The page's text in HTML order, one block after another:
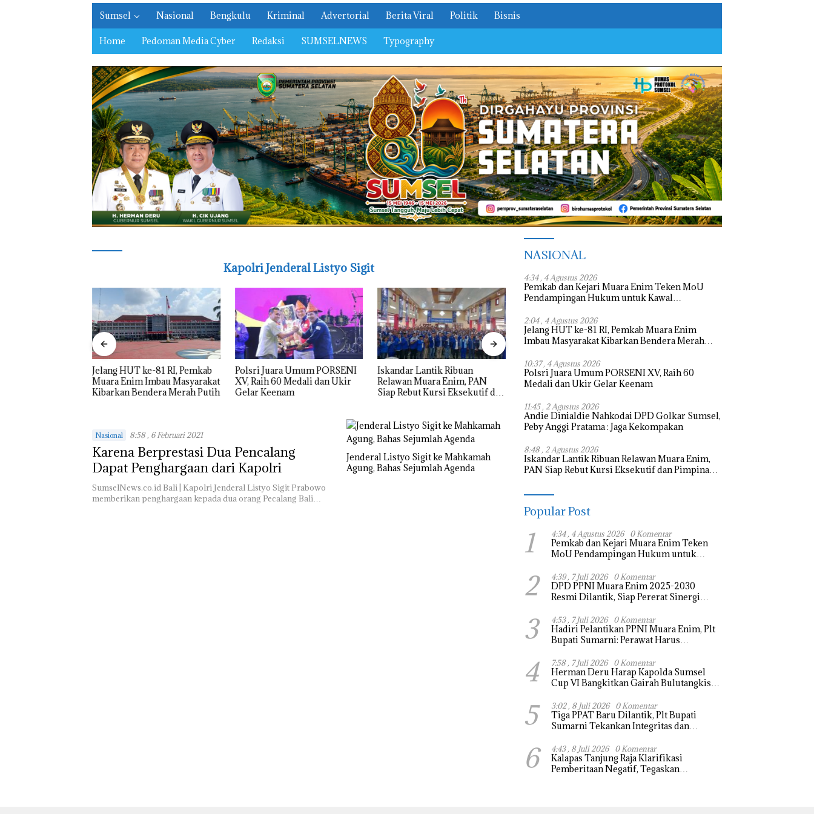
Sumsel Nasional Bengkulu Kriminal Advertorial Berita Viral Politik Bisnis
Home Pedoman Media Cyber Redaksi SUMSELNEWS Typography
Kapolri Jenderal Listyo Sigit
Jelang HUT ke-81 RI, Pemkab
Muara Enim Imbau Masyarakat
Kibarkan Bendera Merah Putih
Polsri Juara Umum PORSENI
XV, Raih 60 Medali dan Ukir
Gelar Keenam
Iskandar Lantik Ribuan
Relawan Muara Enim, PAN
Siap Rebut Kursi Eksekutif dan
Harumkan Muara Enim,
Zallika Azzahra Raih Harapan I
Korsleting Listrik, Kantin MIN
Nasional 8:58 , 6 Februari 2021
Karena Berprestasi Dua Pencalang
Dapat Penghargaan dari Kapolri
SumselNews.co.id Bali | Kapolri Jenderal Listyo Sigit Prabowo
memberikan penghargaan kepada dua orang Pecalang Bali…
Jenderal Listyo Sigit ke Mahkamah
Agung, Bahas Sejumlah Agenda
NASIONAL
4:34 , 4 Agustus 2026
Pemkab dan Kejari Muara Enim Teken MoU
Pendampingan Hukum untuk Kawal
2:04 , 4 Agustus 2026
Jelang HUT ke-81 RI, Pemkab Muara Enim
Imbau Masyarakat Kibarkan Bendera Merah
10:37 , 4 Agustus 2026
Polsri Juara Umum PORSENI XV, Raih 60
Medali dan Ukir Gelar Keenam
11:45 , 2 Agustus 2026
Andie Dinialdie Nahkodai DPD Golkar Sumsel,
Peby Anggi Pratama : Jaga Kekompakan
8:48 , 2 Agustus 2026
Iskandar Lantik Ribuan Relawan Muara Enim,
PAN Siap Rebut Kursi Eksekutif dan Pimpinan
Popular Post
1 4:34 , 4 Agustus 2026 0 Komentar
Pemkab dan Kejari Muara Enim Teken
MoU Pendampingan Hukum untuk
2 4:39 , 7 Juli 2026 0 Komentar
DPD PPNI Muara Enim 2025-2030
Resmi Dilantik, Siap Pererat Sinergi
3 4:53 , 7 Juli 2026 0 Komentar
Hadiri Pelantikan PPNI Muara Enim, Plt
Bupati Sumarni: Perawat Harus
4 7:58 , 7 Juli 2026 0 Komentar
Herman Deru Harap Kapolda Sumsel
Cup VI Bangkitkan Gairah Bulutangkis
Masyarakat
5 3:02 , 8 Juli 2026 0 Komentar
Tiga PPAT Baru Dilantik, Plt Bupati
Sumarni Tekankan Integritas dan
6 4:43 , 8 Juli 2026 0 Komentar
Kalapas Tanjung Raja Klarifikasi
Pemberitaan Negatif, Tegaskan